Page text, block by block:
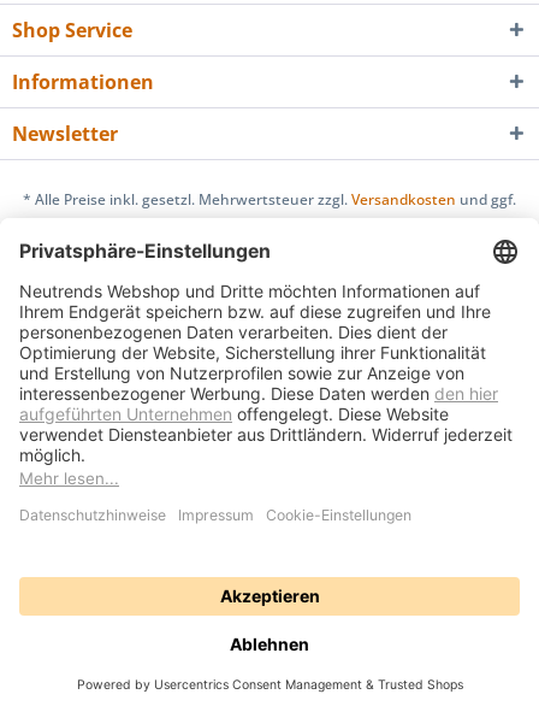
Shop Service
Informationen
Newsletter
* Alle Preise inkl. gesetzl. Mehrwertsteuer zzgl.Versandkosten und ggf.
Kontakt
Vertrag widerrufen
Versand und Zahlungsbedingungen
Widerrufsrecht
Datenschutz
AGB
Impressum
Realisiert mit Shopware